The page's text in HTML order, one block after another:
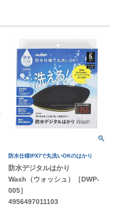
防水仕様IPX7で丸洗いOKのはかり
防水デジタルはかり
Wash（ウォッシュ）［DWP-
005］
4956497011103